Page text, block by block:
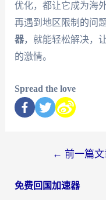
优化，都让它成为海
再遇到地区限制的问
器，就能轻松解决，
的激情。
Spread the love
← 前一篇文
免费回国加速器